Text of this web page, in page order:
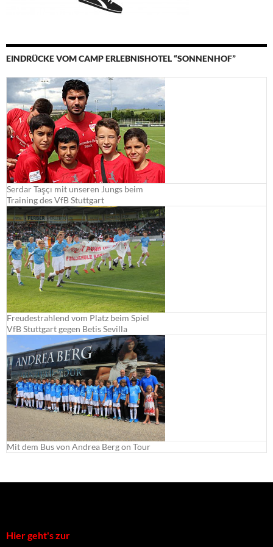
EINDRÜCKE VOM CAMP ERLEBNISHOTEL “SONNENHOF”
Serdar Taşçı mit unseren Jungs beim
Training des VfB Stuttgart
Freudestrahlend vom Platz beim Spiel
VfB Stuttgart gegen Betis Sevilla
Mit dem Bus von Andrea Berg on Tour
Hier geht's zur